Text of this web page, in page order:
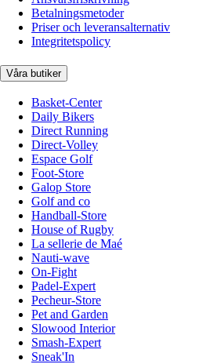
Betalningsmetoder
Priser och leveransalternativ
Integritetspolicy
Våra butiker
Basket-Center
Daily Bikers
Direct Running
Direct-Volley
Espace Golf
Foot-Store
Galop Store
Golf and co
Handball-Store
House of Rugby
La sellerie de Maé
Nauti-wave
On-Fight
Padel-Expert
Pecheur-Store
Pet and Garden
Slowood Interior
Smash-Expert
Sneak'In